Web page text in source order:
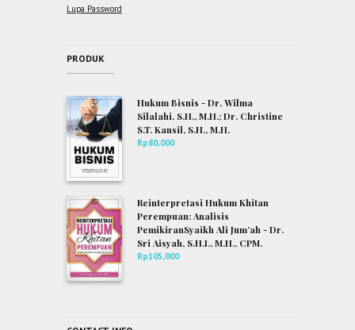
Lupa Password
PRODUK
Hukum Bisnis - Dr. Wilma
Silalahi, S.H., M.H.; Dr. Christine
S.T. Kansil, S.H., M.H.
Rp80,000
Reinterpretasi Hukum Khitan
Perempuan: Analisis
PemikiranSyaikh Ali Jum’ah - Dr.
Sri Aisyah, S.H.I., M.H., CPM.
Rp105,000